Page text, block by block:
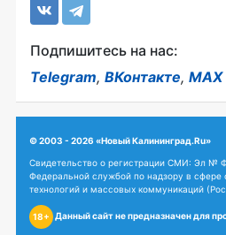
Подпишитесь на нас:
Telegram, ВКонтакте, MAX
© 2003 - 2026 «Новый Калининград.Ru»
Свидетельство о регистрации СМИ: Эл №
Федеральной службой по надзору в сфере
технологий и массовых коммуникаций
18+ Данный сайт не предназначен для